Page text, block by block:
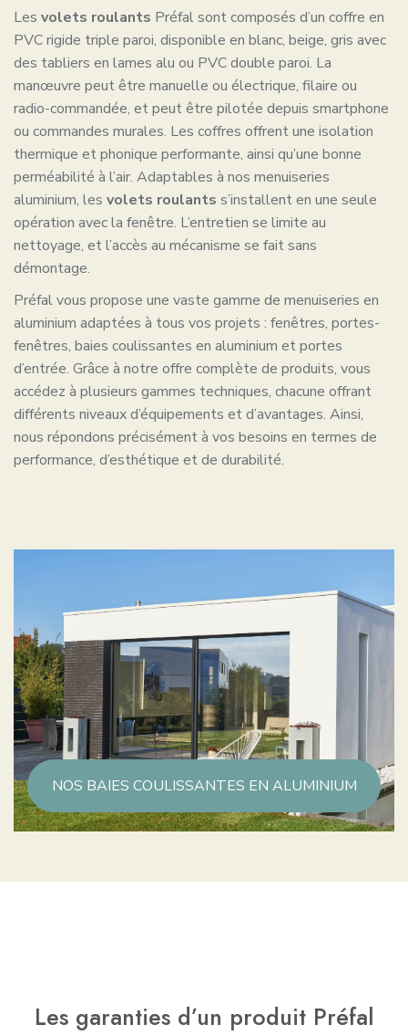
Les volets roulants Préfal sont composés d’un coffre en
PVC rigide triple paroi, disponible en blanc, beige, gris avec
des tabliers en lames alu ou PVC double paroi. La
manœuvre peut être manuelle ou électrique, filaire ou
radio-commandée, et peut être pilotée depuis smartphone
ou commandes murales. Les coffres offrent une isolation
thermique et phonique performante, ainsi qu’une bonne
perméabilité à l’air. Adaptables à nos menuiseries
aluminium, les volets roulants s’installent en une seule
opération avec la fenêtre. L’entretien se limite au
nettoyage, et l’accès au mécanisme se fait sans
démontage.
Préfal vous propose une vaste gamme de menuiseries en
aluminium adaptées à tous vos projets : fenêtres, portes-
fenêtres, baies coulissantes en aluminium et portes
d’entrée. Grâce à notre offre complète de produits, vous
accédez à plusieurs gammes techniques, chacune offrant
différents niveaux d’équipements et d’avantages. Ainsi,
nous répondons précisément à vos besoins en termes de
performance, d’esthétique et de durabilité.
NOS BAIES COULISSANTES EN ALUMINIUM
Les garanties d’un produit Préfal